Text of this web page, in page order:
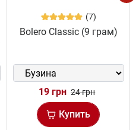
(7)
Bolero Classic (9 грам)
19 грн 24 грн
Купить